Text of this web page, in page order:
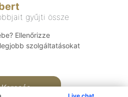
gyűjti össze
Ellenőrizze
szolgáltatásokat
Keresés